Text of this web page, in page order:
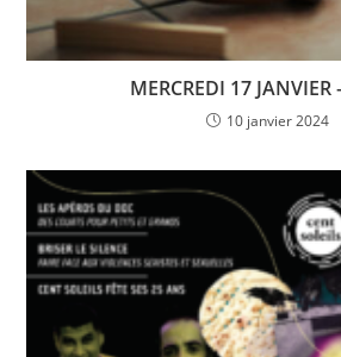
MERCREDI 17 JANVIER
10 janvier 2024